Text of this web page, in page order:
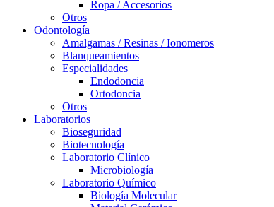
Ropa / Accesorios
Otros
Odontología
Amalgamas / Resinas / Ionomeros
Blanqueamientos
Especialidades
Endodoncia
Ortodoncia
Otros
Laboratorios
Bioseguridad
Biotecnología
Laboratorio Clínico
Microbiología
Laboratorio Químico
Biología Molecular